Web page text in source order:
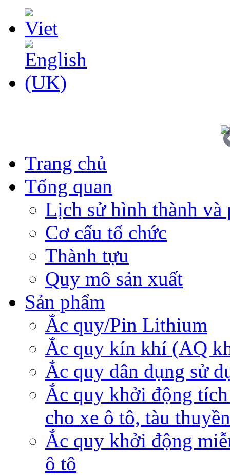
Trang chủ
Tổng quan
Lịch sử hình thành và
Cơ cấu tổ chức
Thành tựu
Quy mô sản xuất
Sản phẩm
Ắc quy/Pin Lithium
Ắc quy kín khí (AQ
Ắc quy dân dụng sử
Ắc quy khởi động
cho xe ô tô, tàu thuyền
Ắc quy khởi động
ô tô